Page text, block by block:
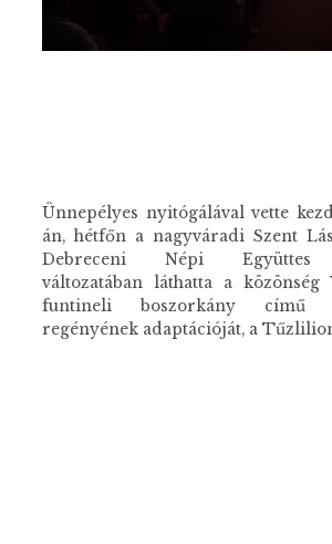
Ünnepélyes nyitógálával vette
án, hétfőn a nagyváradi Szent
Debreceni Népi Együttes
változatában láthatta a közönség
funtineli boszorkány című
regényének adaptációját, a